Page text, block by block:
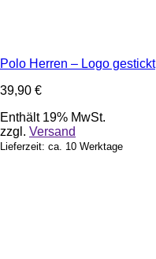
Polo Herren – Logo gestickt
39,90 €
Enthält 19% MwSt.
zzgl. Versand
Lieferzeit: ca. 10 Werktage